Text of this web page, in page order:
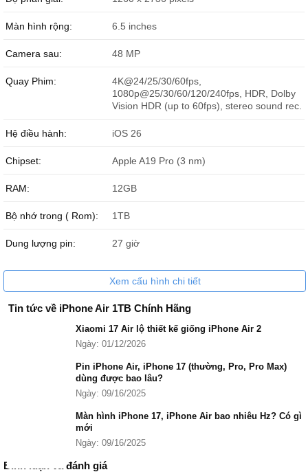
Đặc điểm nổi bật của iPhone Air 1TB
Bộ nhớ trong lên tới 1TB - tùy chọn cao nhất của iPhone Air
Chip A19 Pro, hiệu năng mạnh mẽ phục vụ các tác vụ nặng và
Thiết kế siêu mỏng chỉ khoảng 5.6 mm, khung bằng titanium
Màn hình 6,5 inch Super Retina XDR ProMotion, 120 Hz, độ
Camera sau 48 MP “Fusion” main + camera trước 18 MP
Hỗ trợ quay video cả hai camera cùng lúc
Màn hình rộng: 6.5 inches
Camera sau: 48 MP
Quay Phim:
4K@24/25/30/60fps,
1080p@25/30/60/120/240fps, HDR, Dolby
Vision HDR (up to 60fps), stereo sound rec.
Hệ điều hành: iOS 26
Chipset: Apple A19 Pro (3 nm)
RAM: 12GB
Bộ nhớ trong ( Rom): 1TB
Dung lượng pin: 27 giờ
Xem cấu hình chi tiết
Tin tức về iPhone Air 1TB Chính Hãng
Xiaomi 17 Air lộ thiết kế giống iPhone Air 2
Ngày: 01/12/2026
Pin iPhone Air, iPhone 17 (thường, Pro, Pro Max)
dùng được bao lâu?
Ngày: 09/16/2025
Màn hình iPhone 17, iPhone Air bao nhiêu Hz? Có gì
mới
Ngày: 09/16/2025
Bình luận và đánh giá